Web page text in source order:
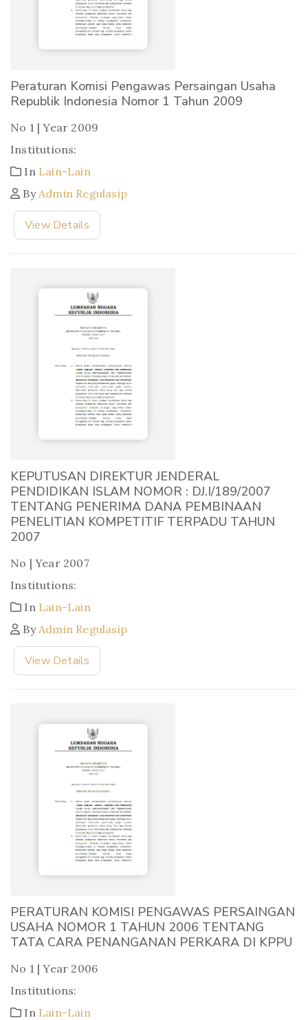
Peraturan Komisi Pengawas Persaingan Usaha
Republik Indonesia Nomor 1 Tahun 2009
No 1 | Year 2009
Institutions:
In Lain-Lain
ByAdmin Regulasip
View Details
KEPUTUSAN DIREKTUR JENDERAL
PENDIDIKAN ISLAM NOMOR : DJ.I/189/2007
TENTANG PENERIMA DANA PEMBINAAN
PENELITIAN KOMPETITIF TERPADU TAHUN
2007
No | Year 2007
Institutions:
In Lain-Lain
ByAdmin Regulasip
View Details
PERATURAN KOMISI PENGAWAS PERSAINGAN
USAHA NOMOR 1 TAHUN 2006 TENTANG
TATA CARA PENANGANAN PERKARA DI KPPU
No 1 | Year 2006
Institutions:
In Lain-Lain